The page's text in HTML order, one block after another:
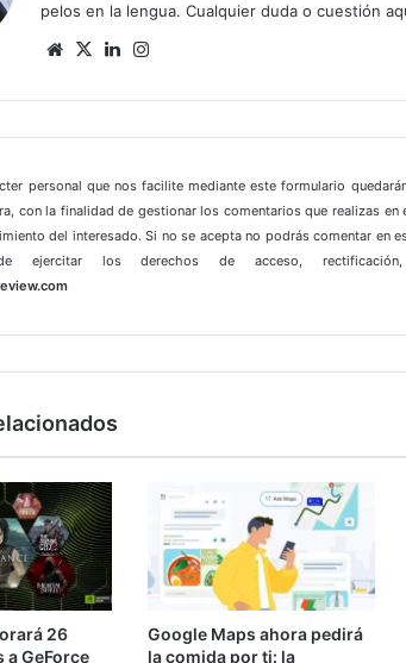
pelos en la lengua. Cualquier duda o cuestión
SitioX LinkedIn
personal que nos facilite mediante este formulario
con la finalidad de gestionar los comentarios que realizas
del interesado. Si no se acepta no podrás comentar en
ejercitar los derechos de acceso,
26
a GeForce
Google Maps ahora pedirá
la comida por ti: la